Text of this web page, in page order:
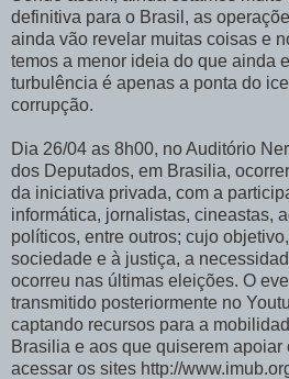
definitiva para o Brasil, as
ainda vão revelar muitas coisas e
temos a menor ideia do que ainda
turbulência é apenas a ponta do
corrupção.
Dia 26/04 as 8h00, no Auditório
dos Deputados, em Brasilia,
da iniciativa privada, com a
informática, jornalistas, cineastas,
políticos, entre outros; cujo
sociedade e à justiça, a
ocorreu nas últimas eleições. O
transmitido posteriormente no
captando recursos para a
Brasilia e aos que quiserem apoiar
acessar os sites http://